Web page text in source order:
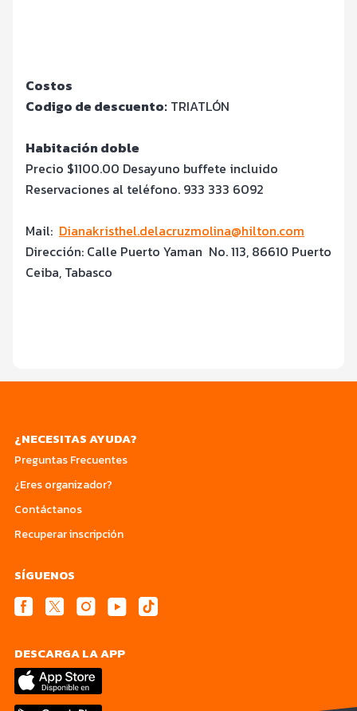
Costos
Codigo de descuento: TRIATLÓN
Habitación doble
Precio $1100.00 Desayuno buffete incluido
Reservaciones al teléfono. 933 333 6092
Mail: Dianakristhel.delacruzmolina@hilton.com
Dirección: Calle Puerto Yaman No. 113, 86610 Puerto
Ceiba, Tabasco
¿NECESITAS AYUDA?
Preguntas Frecuentes
¿Eres organizador?
Contáctanos
Recuperar inscripción
SÍGUENOS
DESCARGA LA APP